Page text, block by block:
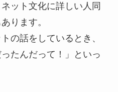
ット文化に詳しい人同
ります。
の話をしているとき、
たんだって！」といっ